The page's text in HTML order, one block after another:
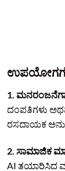
1.
ದಂಪತಿಗಳು
ರಸದಾಯಕ
2. ಸಾಮಾಜಿಕ
AI ತಯಾರಿಸಿದ